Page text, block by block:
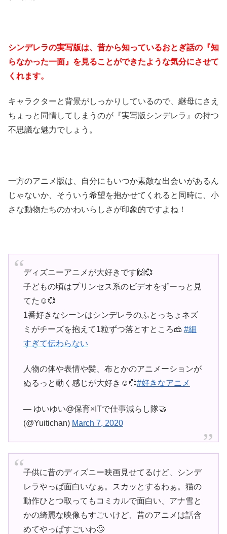
シンデレラの実写版は、昔から知っているおとぎ話の『知
らなかった一面』を見ることができたような気分にさせて
くれます。
キャラクターと背景がしっかりしているので、継母にさえ
ちょっと同情してしまうのが『実写版シンデレラ』の持つ
不思議な魅力でしょう。
一方のアニメ版は、自分にもいつか素敵な出会いがあるん
じゃないか、そういう希望を抱かせてくれると同時に、小
さな動物たちのかわいらしさが印象的ですよね！
ディズニーアニメが大好きです🙌💞
子どもの頃はプリンセス系のビデオをずーっと見
てた☺️💞
1番好きなシーンはシンデレラのふとっちょネズ
ミがチーズを抱えて1粒ずつ落とすところ🧀 #細
すぎて伝わらない
人物の体や表情や髪、布とかのアニメーションが
ぬるっと動く感じが大好き☺️💞#好きなアニメ
— ゆいゆい@保育×ITで仕事減らし隊🤝
(@Yuitichan) March 7, 2020
子供に昔のディズニー映画見せてるけど、シンデ
レラやっぱ面白いなぁ。スカッとするわぁ。猫の
動作ひとつ取ってもコミカルで面白い、アナ雪と
かの綺麗な映像もすごいけど、昔のアニメは話含
めてやっぱすごいわ🙄